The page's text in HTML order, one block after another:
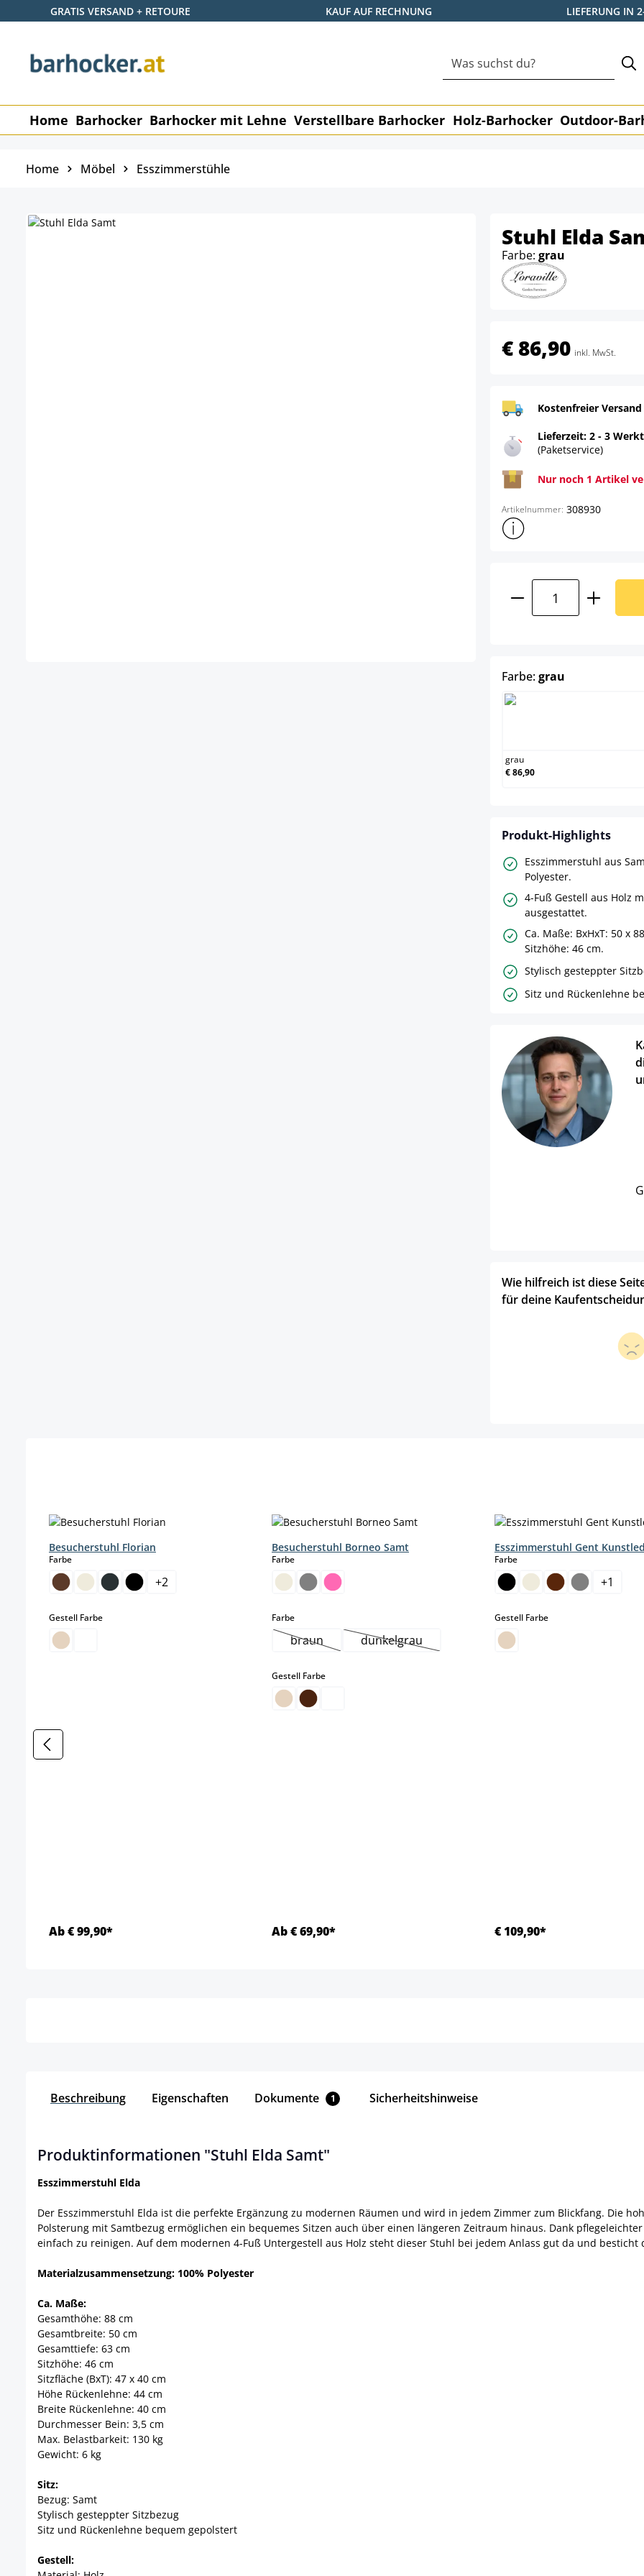
Hauptinhalt springen
Zur Suche springen
Zur Hauptnavigation springen
GRATIS VERSAND + RETOURE KAUF AUF RECHNUNG LIEFERUNG IN
Home Barhocker Barhocker mit Lehne Verstellbare Barhocker Holz-Barhocker Outdoor-
Home Möbel Esszimmerstühle
Stuhl Elda
Farbe: grau
€ 86,90 inkl. MwSt.
Kostenfreier
Lieferzeit: 2 - 3
(Paketservice)
Nur noch 1 Artikel
Artikelnummer: 308930
Weitere
Produkt Anzahl:
Farbe:grau
grau
€ 86,90
Produkt-Highlights
Esszimmerstuhl aus
Polyester.
4-Fuß Gestell aus Holz
ausgestattet.
Ca. Maße: BxHxT: 50 x
Sitzhöhe: 46 cm.
Stylisch gesteppter
Sitz und Rückenlehne
Wie hilfreich ist diese
für deine
Besucherstuhl Florian
Farbeauswählen
+2
Gestell Farbeauswählen
Ab € 99,90*
Besucherstuhl Borneo Samt
Farbeauswählen
Farbeauswählen
braun(Diese Option ist zurzeit nicht verfügbar.)
dunkelgrau(Diese Option ist zurzeit nicht verfügbar.)
Gestell Farbeauswählen
Ab € 69,90*
Esszimmerstuhl Gent
Farbeauswählen
+1
Gestell Farbeauswählen
€ 109,90*
Beschreibung Eigenschaften Dokumente 1 Sicherheitshinweise
Produktinformationen "Stuhl Elda Samt"
Esszimmerstuhl Elda
Der Esszimmerstuhl Elda ist die perfekte Ergänzung zu modernen Räumen und wird in jedem Zimmer zum Blickfang. Die
Polsterung mit Samtbezug ermöglichen ein bequemes Sitzen auch über einen längeren Zeitraum hinaus. Dank
einfach zu reinigen. Auf dem modernen 4-Fuß Untergestell aus Holz steht dieser Stuhl bei jedem Anlass gut da und
Materialzusammensetzung: 100% Polyester
Ca. Maße:
Gesamthöhe: 88 cm
Gesamtbreite: 50 cm
Gesamttiefe: 63 cm
Sitzhöhe: 46 cm
Sitzfläche (BxT): 47 x 40 cm
Höhe Rückenlehne: 44 cm
Breite Rückenlehne: 40 cm
Durchmesser Bein: 3,5 cm
Max. Belastbarkeit: 130 kg
Gewicht: 6 kg
Sitz:
Bezug: Samt
Stylisch gesteppter Sitzbezug
Sitz und Rückenlehne bequem gepolstert
Gestell: